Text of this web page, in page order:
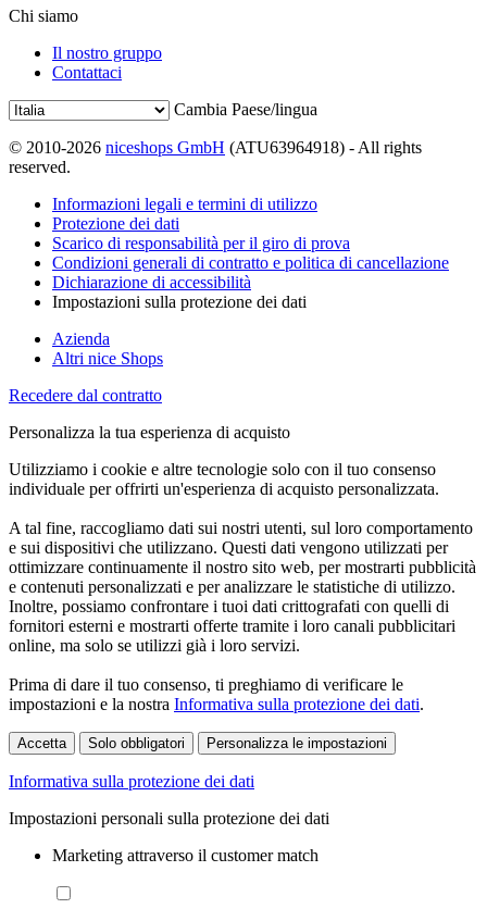
Chi siamo
Il nostro gruppo
Contattaci
Cambia Paese/lingua
© 2010-2026 niceshops GmbH (ATU63964918) - All rights
reserved.
Informazioni legali e termini di utilizzo
Protezione dei dati
Scarico di responsabilità per il giro di prova
Condizioni generali di contratto e politica di cancellazione
Dichiarazione di accessibilità
Impostazioni sulla protezione dei dati
Azienda
Altri nice Shops
Recedere dal contratto
Personalizza la tua esperienza di acquisto
Utilizziamo i cookie e altre tecnologie solo con il tuo consenso
individuale per offrirti un'esperienza di acquisto personalizzata.
A tal fine, raccogliamo dati sui nostri utenti, sul loro comportamento
e sui dispositivi che utilizzano. Questi dati vengono utilizzati per
ottimizzare continuamente il nostro sito web, per mostrarti pubblicità
e contenuti personalizzati e per analizzare le statistiche di utilizzo.
Inoltre, possiamo confrontare i tuoi dati crittografati con quelli di
fornitori esterni e mostrarti offerte tramite i loro canali pubblicitari
online, ma solo se utilizzi già i loro servizi.
Prima di dare il tuo consenso, ti preghiamo di verificare le
impostazioni e la nostra Informativa sulla protezione dei dati.
Accetta Solo obbligatori Personalizza le impostazioni
Informativa sulla protezione dei dati
Impostazioni personali sulla protezione dei dati
Marketing attraverso il customer match